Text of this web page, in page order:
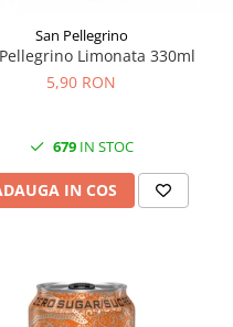
San Pellegrino
Limonata 330ml
5,90 RON
679IN STOC
IN COS